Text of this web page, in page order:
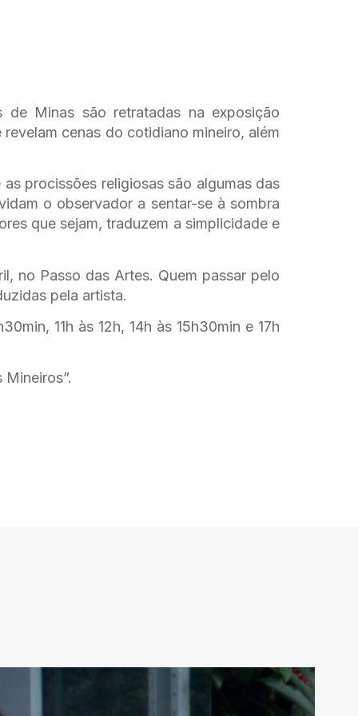
de Minas são retratadas na exposição
cenas do cotidiano mineiro, além
procissões religiosas são algumas das
o observador a sentar-se à sombra
que sejam, traduzem a simplicidade e
no Passo das Artes. Quem passar pelo
pela artista.
11h às 12h, 14h às 15h30min e 17h